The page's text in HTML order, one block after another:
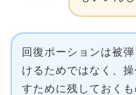
回復ポーションは被
けるためではなく、
すために残しておく